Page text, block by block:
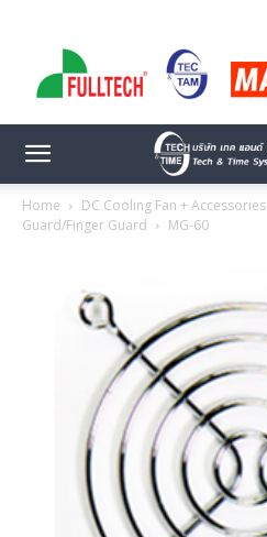
Home DC Cooling Fan + Accessories
Guard/Finger Guard
MG-60